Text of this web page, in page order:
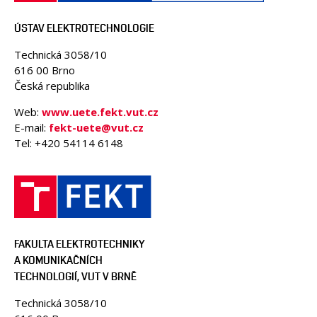
ÚSTAV ELEKTROTECHNOLOGIE
Technická 3058/10
616 00 Brno
Česká republika
Web: www.uete.fekt.vut.cz
E-mail: fekt-uete@vut.cz
Tel: +420 54114 6148
FAKULTA ELEKTROTECHNIKY
A KOMUNIKAČNÍCH
TECHNOLOGIÍ, VUT V BRNĚ
Technická 3058/10